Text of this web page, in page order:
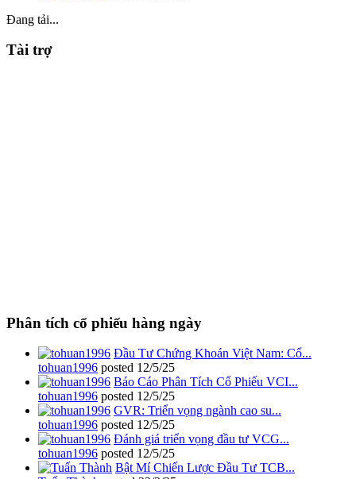
Đang tải...
Tài trợ
Phân tích cổ phiếu hàng ngày
Đầu Tư Chứng Khoán Việt Nam: Cổ...
tohuan1996 posted 12/5/25
Báo Cáo Phân Tích Cổ Phiếu VCI...
tohuan1996 posted 12/5/25
GVR: Triển vọng ngành cao su...
tohuan1996 posted 12/5/25
Đánh giá triển vọng đầu tư VCG...
tohuan1996 posted 12/5/25
Bật Mí Chiến Lược Đầu Tư TCB...